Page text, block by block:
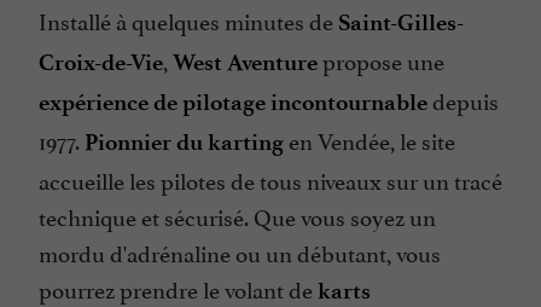
Installé à quelques minutes de Saint-Gilles-
Croix-de-Vie, West Aventurepropose une
expérience de pilotage incontournabledepuis
1977. Pionnier du karting en Vendée, le site
accueille les pilotes de tous niveaux sur un tracé
technique et sécurisé. Que vous soyez un
mordu d'adrénaline ou un débutant, vous
pourrez prendre le volant dekarts